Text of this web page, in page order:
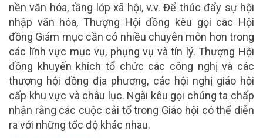
nền văn hóa, tầng lớp xã hội, v.v. Để thúc đẩy sự hội
nhập văn hóa, Thượng Hội đồng kêu gọi các Hội
đồng Giám mục cần có nhiều chuyên môn hơn trong
các lĩnh vực mục vụ, phụng vụ và tín lý. Thượng Hội
đồng khuyến khích tổ chức các công nghị và các
thượng hội đồng địa phương, các hội nghị giáo hội
cấp khu vực và châu lục. Ngài kêu gọi chúng ta chấp
nhận rằng các cuộc cải tổ trong Giáo hội có thể diễn
ra với những tốc độ khác nhau.